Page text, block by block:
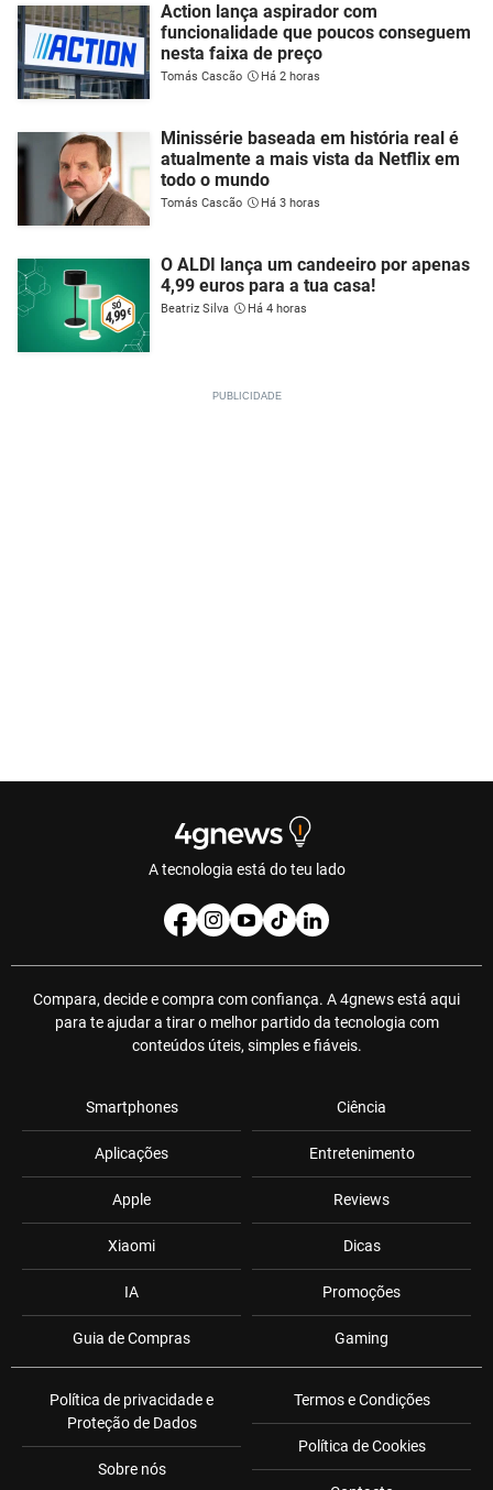
Action lança aspirador com
funcionalidade que poucos conseguem
nesta faixa de preço
Tomás Cascão Há 2 horas
Minissérie baseada em história real é
atualmente a mais vista da Netflix em
todo o mundo
Tomás Cascão Há 3 horas
O ALDI lança um candeeiro por apenas
4,99 euros para a tua casa!
Beatriz Silva Há 4 horas
A tecnologia está do teu lado
Compara, decide e compra com confiança. A 4gnews está aqui
para te ajudar a tirar o melhor partido da tecnologia com
conteúdos úteis, simples e fiáveis.
Smartphones
Aplicações
Apple
Xiaomi
IA
Guia de Compras
Ciência
Entretenimento
Reviews
Dicas
Promoções
Gaming
Política de privacidade e
Proteção de Dados
Sobre nós
Termos e Condições
Política de Cookies